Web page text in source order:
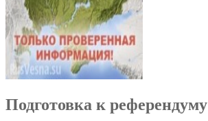
Подготовка к референдуму